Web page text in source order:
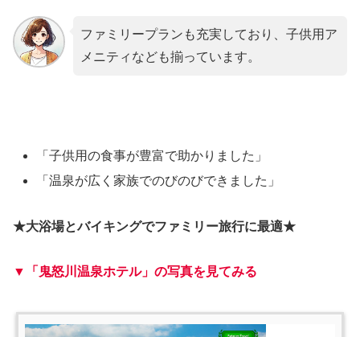
ファミリープランも充実しており、子供用ア
メニティなども揃っています。
「子供用の食事が豊富で助かりました」
「温泉が広く家族でのびのびできました」
★大浴場とバイキングでファミリー旅行に最適★
▼「鬼怒川温泉ホテル」の写真を見てみる